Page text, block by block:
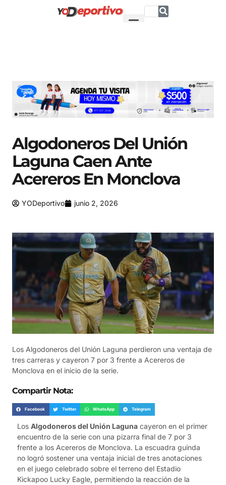
Algodoneros Del Unión
Laguna Caen Ante
Acereros En Monclova
YODeportivo junio 2, 2026
Los Algodoneros del Unión Laguna perdieron una ventaja de
tres carreras y cayeron 7 por 3 frente a Acereros de
Monclova en el inicio de la serie.
Compartir Nota:
Facebook Twitter WhatsApp Telegram
Los Algodoneros del Unión Laguna cayeron en el primer
encuentro de la serie con una pizarra final de 7 por 3
frente a los Acereros de Monclova. La escuadra guinda
no logró sostener una ventaja inicial de tres anotaciones
en el juego celebrado sobre el terreno del Estadio
Kickapoo Lucky Eagle, permitiendo la reacción de la